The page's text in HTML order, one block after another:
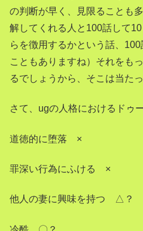
の判断が早く、見限ることも
解してくれる人と100話して
らを徴用するかという話、
こともありますね）それをも
るでしょうから、そこは当た
さて、ugの人格におけるドゥ
道徳的に堕落 ×
罪深い行為にふける ×
他人の妻に興味を持つ △？